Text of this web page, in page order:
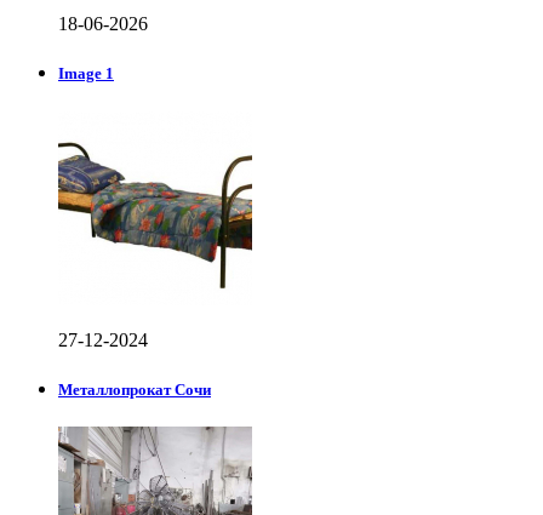
18-06-2026
Image 1
27-12-2024
Металлопрокат Сочи